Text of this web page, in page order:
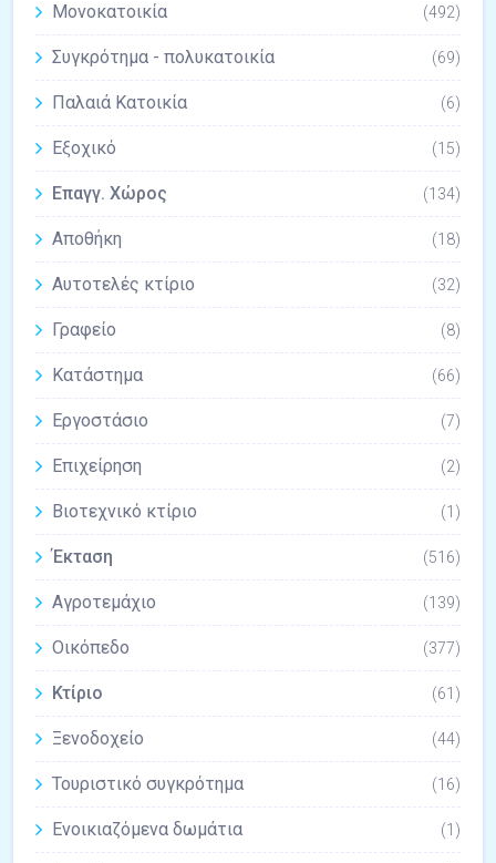
Μονοκατοικία (492)
Συγκρότημα - πολυκατοικία (69)
Παλαιά Κατοικία (6)
Εξοχικό (15)
Επαγγ. Χώρος (134)
Αποθήκη (18)
Αυτοτελές κτίριο (32)
Γραφείο (8)
Κατάστημα (66)
Εργοστάσιο (7)
Επιχείρηση (2)
Βιοτεχνικό κτίριο (1)
Έκταση (516)
Αγροτεμάχιο (139)
Οικόπεδο (377)
Κτίριο (61)
Ξενοδοχείο (44)
Τουριστικό συγκρότημα (16)
Ενοικιαζόμενα δωμάτια (1)